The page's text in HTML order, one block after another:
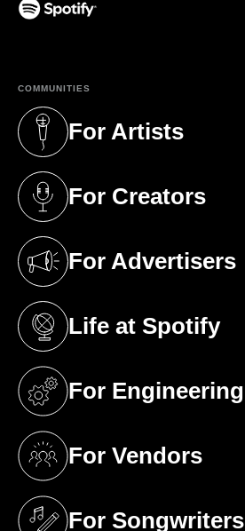
COMMUNITIES
For Artists
(opens in a new tab)
For Creators
(opens in a new tab)
For Advertisers
(opens in a new tab)
Life at Spotify
(opens in a new tab)
For Engineering
(opens in a new tab)
For Vendors
(opens in a new tab)
For Songwriters